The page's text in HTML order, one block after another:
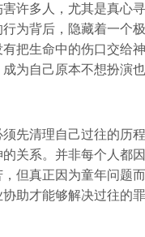
许多人，尤其是真心
行为背后，隐藏着一个
把生命中的伤口交给
为自己原本不想扮演
先清理自己过往的历
关系。并非每个人都
但真正因为童年问题
协助才能够解决过往的